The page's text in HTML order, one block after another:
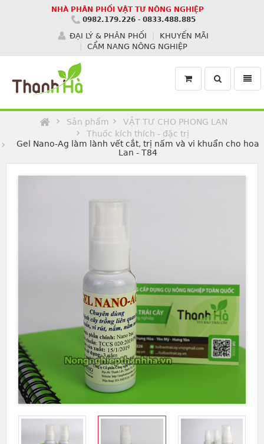
NHÀ PHÂN PHỐI VẬT TƯ NÔNG NGHIỆP
0982.179.226 - 0833.488.885
ĐẠI LÝ & PHÂN PHỐI
KHUYẾN MÃI
CẨM NANG NÔNG NGHIỆP
Toggle
search
Sản phẩm
VẬT TƯ CHO PHONG LAN
Thuốc kích thích - đặc trị
Gel Nano-Ag làm lành vết cắt, trị nấm và vi khuẩn cho hoa
Lan - T84